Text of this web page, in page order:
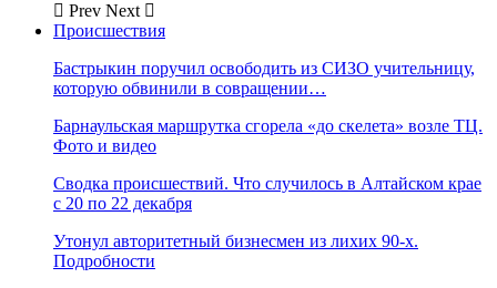
Prev Next
Происшествия
Бастрыкин поручил освободить из СИЗО учительницу,
которую обвинили в совращении…
Барнаульская маршрутка сгорела «до скелета» возле ТЦ.
Фото и видео
Сводка происшествий. Что случилось в Алтайском крае
с 20 по 22 декабря
Утонул авторитетный бизнесмен из лихих 90-х.
Подробности